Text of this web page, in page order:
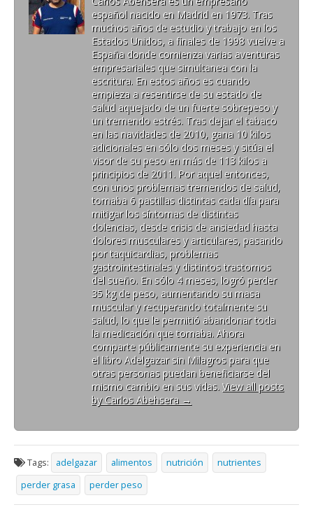
español nacido en Madrid en 1973. Tras
muchos años de estudio y trabajo en los
Estados Unidos, a finales de 1998 vuelve a
España donde comienza varias aventuras
empresariales que simultanea con la
escritura. En estos años es cuando
empieza a resentirse de su estado de
salud aquejado de un fuerte sobrepeso y
un tremendo estrés. Tras dejar el tabaco
en las navidades de 2010, gana 10 kilos
adicionales en sólo dos meses y sitúa el
visor de su peso en más de 113 kilos a
principios de 2011. Por aquel entonces,
con unos problemas tremendos de salud,
tomaba 6 pastillas distintas cada día para
mitigar los síntomas de distintas
dolencias, desde crisis de ansiedad hasta
dolores musculares y articulares, pasando
por taquicardias, problemas
gastrointestinales y distintos trastornos
del sueño. En sólo 4 meses, logró perder
35 kg de peso, aumentando su masa
muscular y recuperando totalmente su
salud, lo que le permitió abandonar toda
la medicación que tomaba. Ahora
comparte públicamente su experiencia en
el libro Adelgazar sin Milagros para que
otras personas puedan beneficiarse del
mismo cambio en sus vidas. View all posts
by Carlos Abehsera →
Tags: adelgazar alimentos nutrición
nutrientes
perder grasa
perder peso